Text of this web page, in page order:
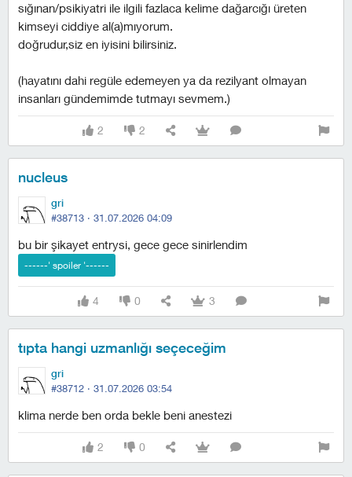
sığınan/psikiyatri ile ilgili fazlaca kelime dağarcığı üreten
kimseyi ciddiye al(a)mıyorum.
doğrudur,siz en iyisini bilirsiniz.
(hayatını dahi regüle edemeyen ya da rezilyant olmayan
insanları gündemimde tutmayı sevmem.)
2 2
nucleus
gri
#38713 · 31.07.2026 04:09
bu bir şikayet entrysi, gece gece sinirlendim
4 0 3
tıpta hangi uzmanlığı seçeceğim
gri
#38712 · 31.07.2026 03:54
klima nerde ben orda bekle beni anestezi
2 0